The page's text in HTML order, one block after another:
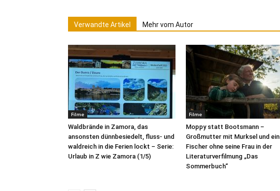
Verwandte Artikel Mehr vom Autor
Filme
Waldbrände in Zamora, das
ansonsten dünnbesiedelt, fluss- und
waldreich in die Ferien lockt – Serie:
Urlaub in Z wie Zamora (1/5)
Filme
Moppy statt Bootsmann –
Großmutter mit Murksel und ein
Fischer ohne seine Frau in der
Literaturverfilmung „Das
Sommerbuch“